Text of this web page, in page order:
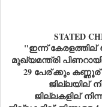
STATED
"ഇന്ന് കേരളത്തില്
മുഖ്യമന്ത്രി
29 പേര്ക്കും കണ്ണൂര്
ജില്ലയില്
ജില്ലകളില്